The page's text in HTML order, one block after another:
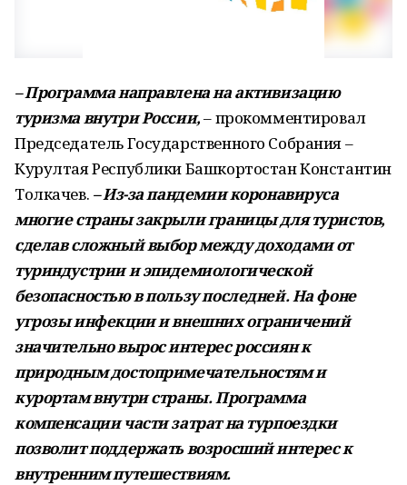
– Программа направлена на активизацию
туризма внутри России,– прокомментировал
Председатель Государственного Собрания –
Курултая Республики Башкортостан Константин
Толкачев. – Из-за пандемии коронавируса
многие страны закрыли границы для туристов,
сделав сложный выбор между доходами от
туриндустрии и эпидемиологической
безопасностью в пользу последней. На фоне
угрозы инфекции и внешних ограничений
значительно вырос интерес россиян к
природным достопримечательностям и
курортам внутри страны. Программа
компенсации части затрат на турпоездки
позволит поддержать возросший интерес к
внутренним путешествиям.